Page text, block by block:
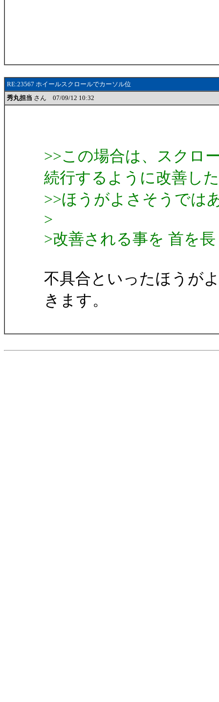
RE:23567 ホイールスクロールでカーソル位
秀丸担当 さん 07/09/12 10:32
>>この場合は、スクロ
続行するように改善した
>>ほうがよさそうでは
>
>改善される事を 首を
不具合といったほうが
きます。